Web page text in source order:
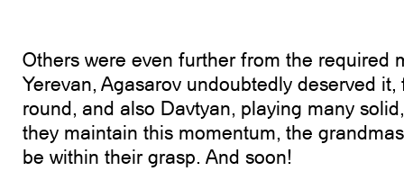
Others were even further from the required
Yerevan, Agasarov undoubtedly deserved
round, and also Davtyan, playing many
they maintain this momentum, the
be within their grasp. And soon!